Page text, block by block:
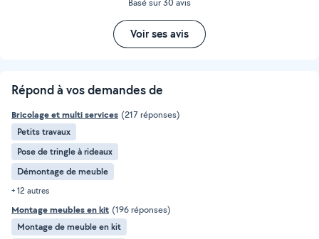
Basé sur 30 avis
Voir ses avis
Répond à vos demandes de
Bricolage et multi services (217 réponses)
Petits travaux
Pose de tringle à rideaux
Démontage de meuble
+ 12 autres
Montage meubles en kit (196 réponses)
Montage de meuble en kit